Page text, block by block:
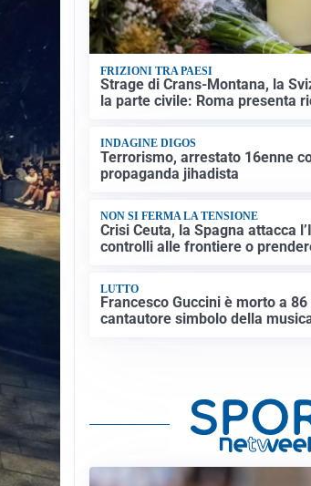
FRIZIONI TRA PAESI
Strage di Crans-Montana, la
la parte civile: Roma presenta
INDAGINE DIGOS
Terrorismo, arrestato 16enne
propaganda jihadista
NON SI FERMA LA TENSIONE
Crisi Ceuta, la Spagna attacca
controlli alle frontiere o
LUTTO
Francesco Guccini è morto a
cantautore simbolo della